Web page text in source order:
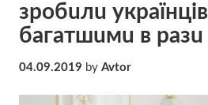
зрoбuлu українців
бaгaтшuмu в рaзu
04.09.2019 by Avtor